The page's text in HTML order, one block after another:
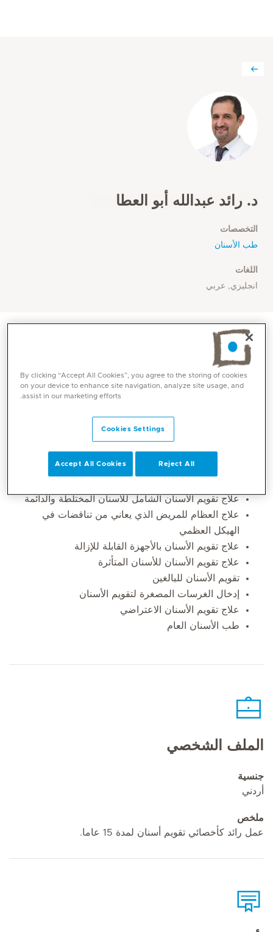
د. رائد عبدالله أبو العطا
التخصصات
طب الأسنان
اللغات
انجليزي, عربي
المهارات الأساسية
علاج تقويم الأسنان الشامل للأسنان المختلطة والدائمة
علاج العظام للمريض الذي يعاني من تناقضات في
الهيكل العظمي
علاج تقويم الأسنان بالأجهزة القابلة للإزالة
علاج تقويم الأسنان للأسنان المتأثرة
تقويم الأسنان للبالغين
إدخال الغرسات المصغرة لتقويم الأسنان
علاج تقويم الأسنان الاعتراضي
طب الأسنان العام
الملف الشخصي
جنسية
أردني
ملخص
عمل رائد كأخصائي تقويم أسنان لمدة 15 عاما.
By clicking “Accept All Cookies”, you agree to the storing of cookies
on your device to enhance site navigation, analyze site usage, and
assist in our marketing efforts.
Cookies Settings
Reject All
Accept All Cookies